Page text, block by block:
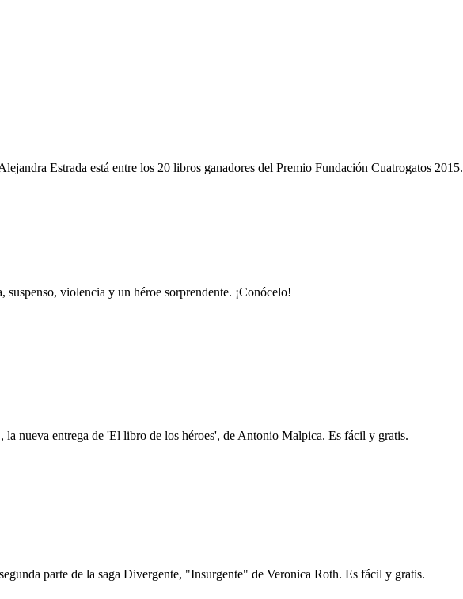
Estrada está entre los 20 libros ganadores del Premio Fundación Cuatrogatos 2015.
violencia y un héroe sorprendente. ¡Conócelo!
nueva entrega de 'El libro de los héroes', de Antonio Malpica. Es fácil y gratis.
parte de la saga Divergente, "Insurgente" de Veronica Roth. Es fácil y gratis.